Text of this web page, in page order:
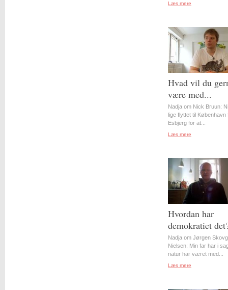
Læs mere
Hvad vil du
være med...
Nadja om Nick Bruun:
lige flyttet til København
Esbjerg for at...
Læs mere
Hvordan har
demokratiet
Nadja om Jørgen
Nielsen: Min far har i
natur har været med...
Læs mere